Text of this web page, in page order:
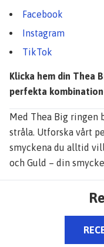
Facebook
Instagram
TikTok
Klicka hem din Thea
perfekta
Med Thea Big ringen
stråla. Utforska vårt
smyckena du alltid
och Guld – din